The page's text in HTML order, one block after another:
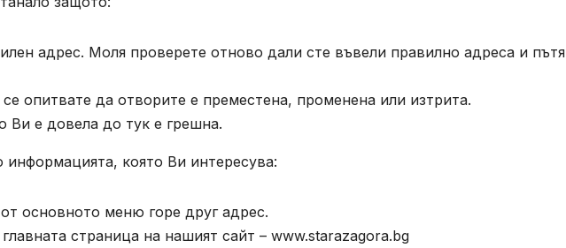
адрес. Моля проверете отново дали сте въвели правилно адреса и пътя
опитвате да отворите е преместена, променена или изтрита.
Ви е довела до тук е грешна.
информацията, която Ви интересува:
основното меню горе друг адрес.
страница на нашият сайт – www.starazagora.bg